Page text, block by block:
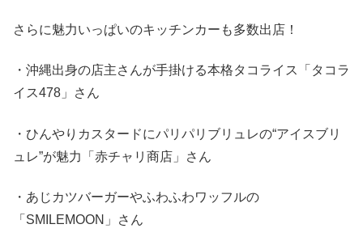
さらに魅力いっぱいのキッチンカーも多数出店！
・沖縄出身の店主さんが手掛ける本格タコライス「タコラ
イス478」さん
・ひんやりカスタードにパリパリブリュレの“アイスブリ
ュレ”が魅力「赤チャリ商店」さん
・あじカツバーガーやふわふわワッフルの
「SMILEMOON」さん